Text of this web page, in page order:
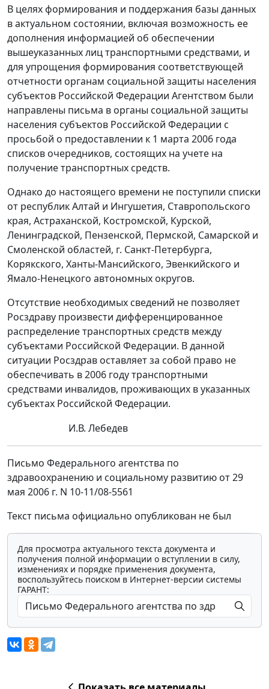
В целях формирования и поддержания базы данных
в актуальном состоянии, включая возможность ее
дополнения информацией об обеспечении
вышеуказанных лиц транспортными средствами, и
для упрощения формирования соответствующей
отчетности органам социальной защиты населения
субъектов Российской Федерации Агентством были
направлены письма в органы социальной защиты
населения субъектов Российской Федерации с
просьбой о предоставлении к 1 марта 2006 года
списков очередников, состоящих на учете на
получение транспортных средств.
Однако до настоящего времени не поступили списки
от республик Алтай и Ингушетия, Ставропольского
края, Астраханской, Костромской, Курской,
Ленинградской, Пензенской, Пермской, Самарской и
Смоленской областей, г. Санкт-Петербурга,
Корякского, Ханты-Мансийского, Эвенкийского и
Ямало-Ненецкого автономных округов.
Отсутствие необходимых сведений не позволяет
Росздраву произвести дифференцированное
распределение транспортных средств между
субъектами Российской Федерации. В данной
ситуации Росздрав оставляет за собой право не
обеспечивать в 2006 году транспортными
средствами инвалидов, проживающих в указанных
субъектах Российской Федерации.
И.В. Лебедев
Письмо Федерального агентства по
здравоохранению и социальному развитию от 29
мая 2006 г. N 10-11/08-5561
Текст письма официально опубликован не был
Для просмотра актуального текста документа и
получения полной информации о вступлении в силу,
изменениях и порядке применения документа,
воспользуйтесь поиском в Интернет-версии системы
ГАРАНТ: